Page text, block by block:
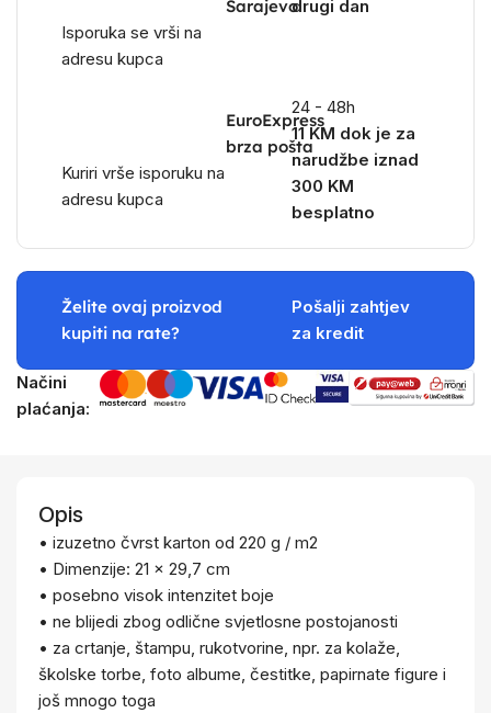
Sarajevo
Isporuka se vrši na
adresu kupca
drugi dan
EuroExpress
brza pošta
Kuriri vrše isporuku na
adresu kupca
24 - 48h
11 KM dok je za
narudžbe iznad
300 KM
besplatno
Želite ovaj proizvod
kupiti na rate?
Pošalji zahtjev
za kredit
Načini
plaćanja:
Opis
• izuzetno čvrst karton od 220 g / m2
• Dimenzije: 21 x 29,7 cm
• posebno visok intenzitet boje
• ne blijedi zbog odlične svjetlosne postojanosti
• za crtanje, štampu, rukotvorine, npr. za kolaže,
školske torbe, foto albume, čestitke, papirnate figure i
još mnogo toga